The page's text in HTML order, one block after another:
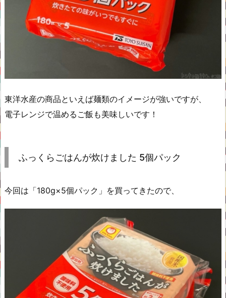
東洋水産の商品といえば麺類のイメージが強いですが、
電子レンジで温めるご飯も美味しいです！
ふっくらごはんが炊けました 5個パック
今回は「180g×5個パック」を買ってきたので、